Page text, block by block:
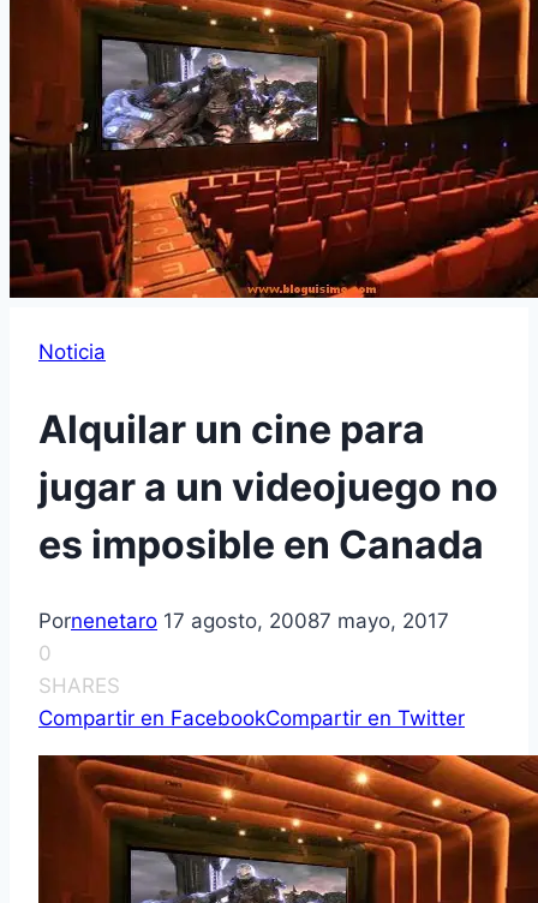
Noticia
Alquilar un cine para
jugar a un videojuego no
es imposible en Canada
Pornenetaro 17 agosto, 20087 mayo, 2017
0
SHARES
Compartir en FacebookCompartir en Twitter